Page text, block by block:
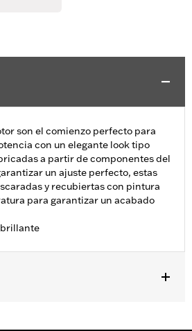
son el comienzo perfecto para
con un elegante look tipo
a partir de componentes del
un ajuste perfecto, estas
y recubiertas con pintura
para garantizar un acabado
brillante